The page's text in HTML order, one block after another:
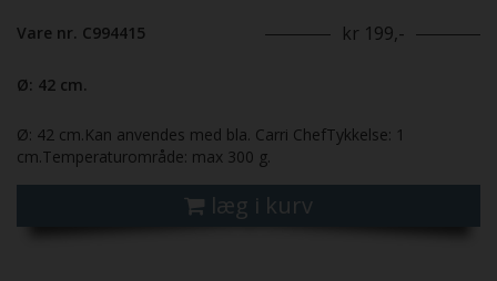
Vare nr. C994415 kr 199,-
Ø: 42 cm.
Ø: 42 cm.Kan anvendes med bla. Carri ChefTykkelse: 1
cm.Temperaturområde: max 300 g.
læg i kurv